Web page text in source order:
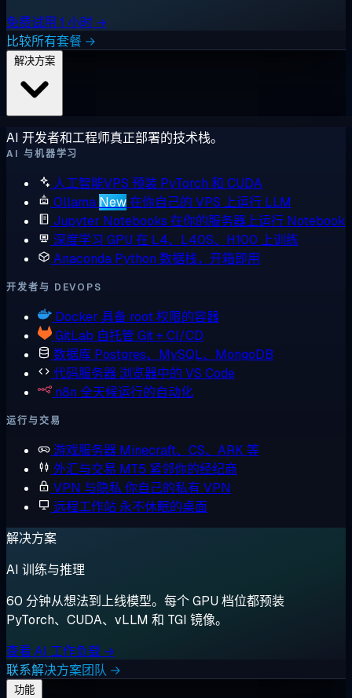
免费试用 1 小时 →
比较所有套餐 →
AI 开发者和工程师真正部署的技术栈。
AI 与机器学习
人工智能VPS 预装 PyTorch 和 CUDA
Ollama New在你自己的 VPS 上运行 LLM
Jupyter Notebooks 在你的服务器上运行 Notebook
深度学习 GPU 在 L4、L40S、H100 上训练
Anaconda Python 数据栈，开箱即用
开发者与 DEVOPS
Docker 具备 root 权限的容器
GitLab 自托管 Git + CI/CD
数据库 Postgres、MySQL、MongoDB
代码服务器 浏览器中的 VS Code
n8n 全天候运行的自动化
运行与交易
游戏服务器 Minecraft、CS、ARK 等
外汇与交易 MT5 紧邻你的经纪商
VPN 与隐私 你自己的私有 VPN
远程工作站 永不休眠的桌面
解决方案
AI 训练与推理
60 分钟从想法到上线模型。每个 GPU 档位都预装
PyTorch、CUDA、vLLM 和 TGI 镜像。
查看 AI 工作负载 →
联系解决方案团队 →